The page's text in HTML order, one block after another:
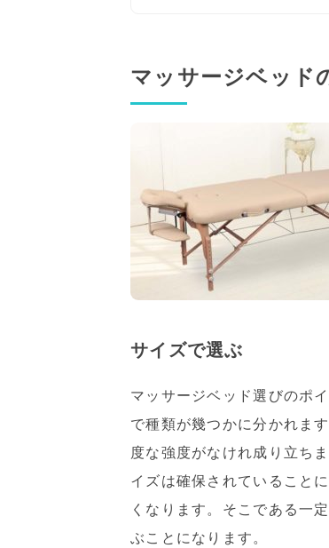
マッサージベッド
サイズで選ぶ
マッサージベッド選びのポ
で種類が幾つかに分かれま
度な強度がなけれ成り立ち
イズは確保されていること
くなります。そこである一
ぶことになります。